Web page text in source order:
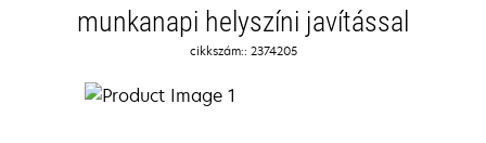
munkanapi helyszíni javítással
cikkszám:: 2374205